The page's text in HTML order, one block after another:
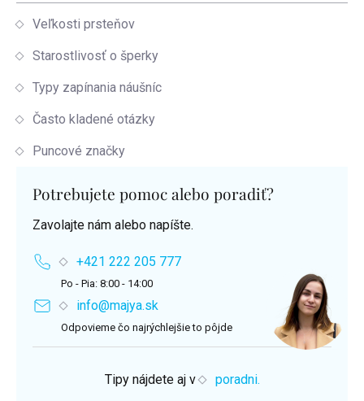
Veľkosti prsteňov
Starostlivosť o šperky
Typy zapínania náušníc
Často kladené otázky
Puncové značky
Potrebujete pomoc alebo poradiť?
Zavolajte nám alebo napíšte.
+421 222 205 777
Po - Pia: 8:00 - 14:00
info@majya.sk
Odpovieme čo najrýchlejšie to pôjde
Tipy nájdete aj v poradni.